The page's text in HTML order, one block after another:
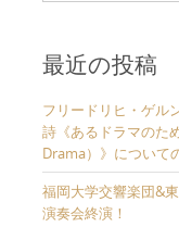
最近の投稿
フリードリヒ・ゲ
詩《あるドラマのた
Drama）》について
福岡大学交響楽団&
演奏会終演！